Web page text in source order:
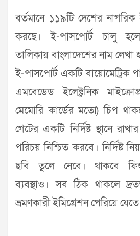
বর্তমানে ১১৯টি দেশের
করছে। ই-পাসপোর্ট চালু
তালিকায় বাংলাদেশের নাম
ই-পাসপোর্ট একটি বায়োমেট্রিক
এমবেডেড ইলেক্ট্রনিক
মেমোরি কার্ডের মতো) চিপ
গেটের একটি নির্দিষ্ট স্থানে
পরিচয় নিশ্চিত করবে। নির্দিষ্ট
ছবি তুলে নেবে। থাকবে
ব্যবস্থাও। সব ঠিক থাকলে
ভ্রমণকারী ইমিগ্রেশন পেরিয়ে